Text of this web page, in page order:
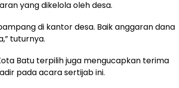
yang dikelola oleh desa.
di kantor desa. Baik anggaran dana
tuturnya.
Batu terpilih juga mengucapkan terima
pada acara sertijab ini.